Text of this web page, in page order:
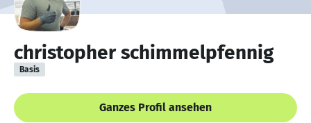
christopher schimmelpfennig
Basis
Ganzes Profil ansehen